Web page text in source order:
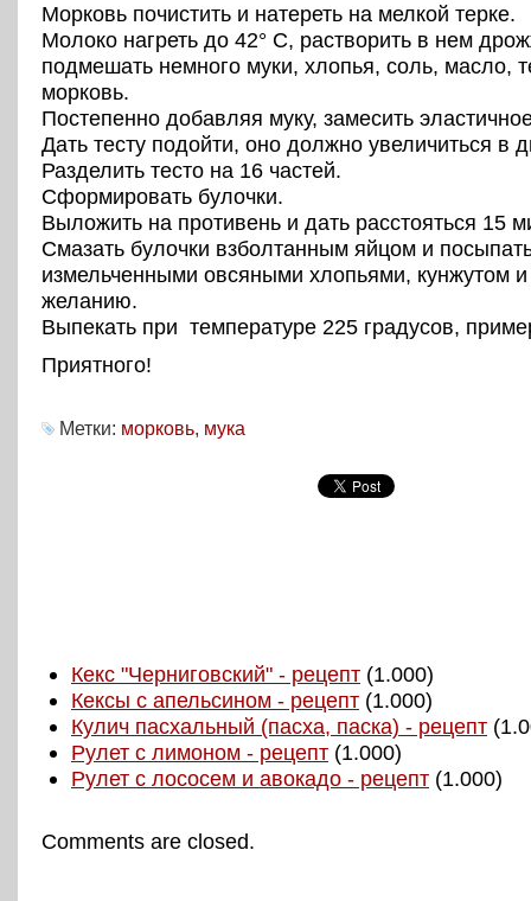
Морковь почистить и натереть на мелкой терке.
Молоко нагреть до 42° С, растворить в нем
подмешать немного муки, хлопья, соль, масло,
морковь.
Постепенно добавляя муку, замесить
Дать тестy подойти, оно должно увеличиться в
Разделить тесто на 16 частей.
Сформировать булочки.
Выложить на противень и дать расстояться 15
Смазать булочки взболтанным яйцом и
измельченными овсяными хлопьями, кунжутом
желанию.
Выпекать при температуре 225 градусов,
Приятного!
Метки: морковь, мука
Кекс "Черниговский" - рецепт (1.000)
Кексы с апельсином - рецепт (1.000)
Кулич пасхальный (пасха, паска) - рецепт
Рулет с лимоном - рецепт (1.000)
Рулет с лососем и авокадо - рецепт (1.000)
Comments are closed.